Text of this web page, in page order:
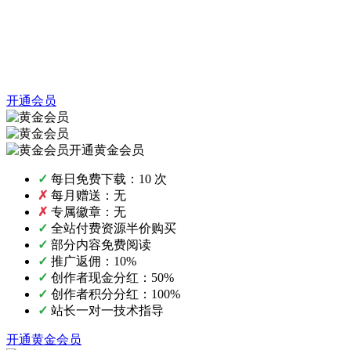
开通会员
开通黄金会员
✓ 每日免费下载：10 次
✗ 每月赠送：无
✗ 专属徽章：无
✓ 全站付费资源半价购买
✓ 部分内容免费阅读
✓ 推广返佣：10%
✓ 创作者现金分红：50%
✓ 创作者积分分红：100%
✓ 站长一对一技术指导
开通黄金会员